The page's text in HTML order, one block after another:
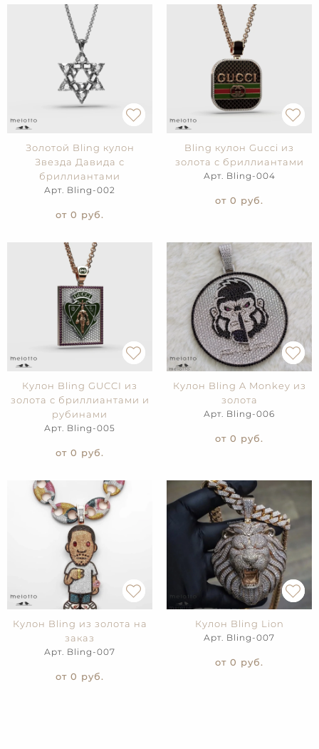
Золотой Bling кулон
Звезда Давида с
бриллиантами
Арт. Bling-002
от 0 руб.
Bling кулон Gucci из
золота с бриллиантами
Арт. Bling-004
от 0 руб.
Кулон Bling GUCCI из
золота с бриллиантами и
рубинами
Арт. Bling-005
от 0 руб.
Кулон Bling A Monkey из
золота
Арт. Bling-006
от 0 руб.
Кулон Bling из золота на
заказ
Арт. Bling-007
от 0 руб.
Кулон Bling Lion
Арт. Bling-007
от 0 руб.